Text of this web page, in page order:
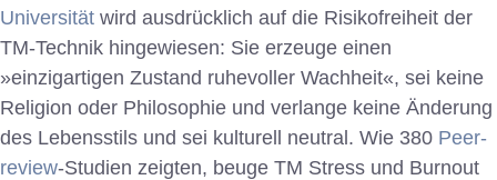
Universität wird ausdrücklich auf die Risikofreiheit der
TM-Technik hingewiesen: Sie erzeuge einen
»einzigartigen Zustand ruhevoller Wachheit«, sei keine
Religion oder Philosophie und verlange keine Änderung
des Lebensstils und sei kulturell neutral. Wie 380 Peer-
review-Studien zeigten, beuge TM Stress und Burnout